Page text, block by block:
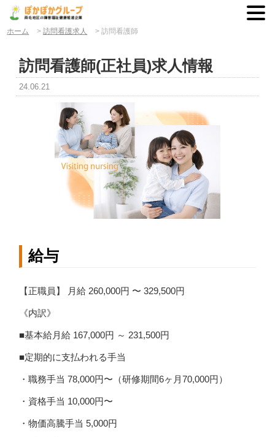
ホーム >訪問看護求人 >訪問看護師
訪問看護師(正社員)求人情報
24.06.21
給与
【正職員】 月給 260,000円 〜 329,500円
《内訳》
■基本給月給 167,000円 ～ 231,500円
■定期的に支払われる手当
・職務手当 78,000円〜（研修期間6ヶ月70,000円）
・資格手当 10,000円〜
・物価高騰手当 5,000円